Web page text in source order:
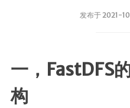
发布于 2021-
一，FastDFS
构
小众技术